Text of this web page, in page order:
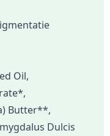
Oil,
Butter**,
Dulcis